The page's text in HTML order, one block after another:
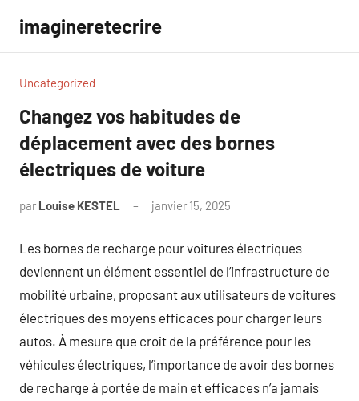
contenu
imagineretecrire
Uncategorized
Changez vos habitudes de
déplacement avec des bornes
électriques de voiture
par Louise KESTEL janvier 15, 2025
Les bornes de recharge pour voitures électriques
deviennent un élément essentiel de l’infrastructure de
mobilité urbaine, proposant aux utilisateurs de voitures
électriques des moyens efficaces pour charger leurs
autos. À mesure que croît de la préférence pour les
véhicules électriques, l’importance de avoir des bornes
de recharge à portée de main et efficaces n’a jamais